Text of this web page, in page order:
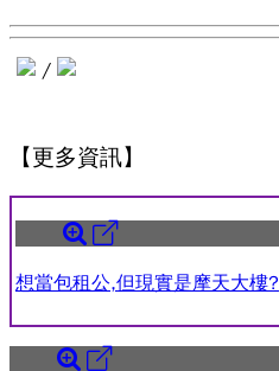
/
【更多資訊】
想當包租公,但現實是摩天大樓?